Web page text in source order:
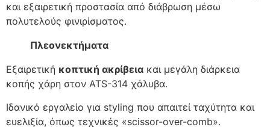
και εξαιρετική προστασία από διάβρωση μέσω
πολυτελούς φινιρίσματος.
Πλεονεκτήματα
Εξαιρετική κοπτική ακρίβεια και μεγάλη διάρκεια
κοπής χάρη στον ATS-314 χάλυβα.
Ιδανικό εργαλείο για styling που απαιτεί ταχύτητα και
ευελιξία, όπως τεχνικές «scissor-over-comb».